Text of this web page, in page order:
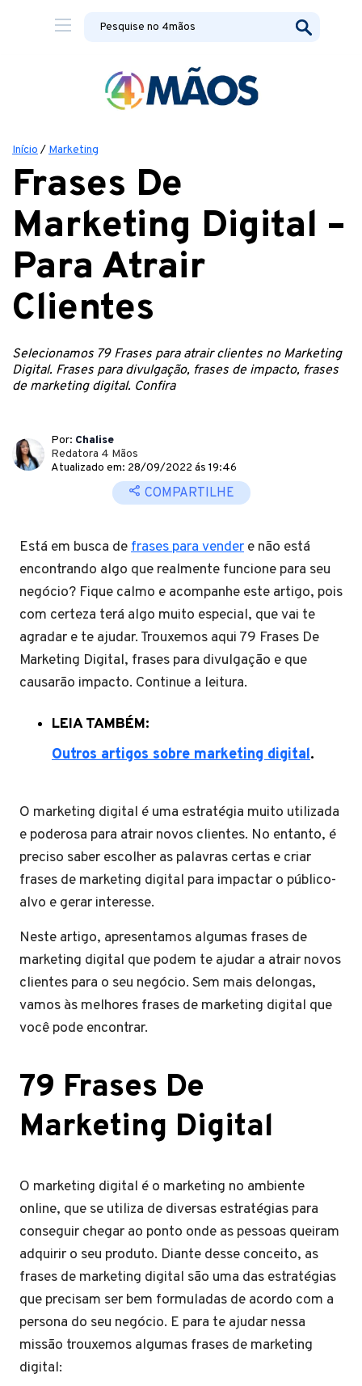
Início / Marketing
Frases De
Marketing Digital –
Para Atrair
Clientes
Selecionamos 79 Frases para atrair clientes no Marketing
Digital. Frases para divulgação, frases de impacto, frases
de marketing digital. Confira
Por: Chalise
Redatora 4 Mãos
Atualizado em: 28/09/2022 ás 19:46
COMPARTILHE
Está em busca defrases para vender e não está
encontrando algo que realmente funcione para seu
negócio? Fique calmo e acompanhe este artigo, pois
com certeza terá algo muito especial, que vai te
agradar e te ajudar. Trouxemos aqui 79 Frases De
Marketing Digital, frases para divulgação e que
causarão impacto. Continue a leitura.
LEIA TAMBÉM:
Outros artigos sobre marketing digital.
O marketing digital é uma estratégia muito utilizada
e poderosa para atrair novos clientes. No entanto, é
preciso saber escolher as palavras certas e criar
frases de marketing digital para impactar o público-
alvo e gerar interesse.
Neste artigo, apresentamos algumas frases de
marketing digital que podem te ajudar a atrair novos
clientes para o seu negócio. Sem mais delongas,
vamos às melhores frases de marketing digital que
você pode encontrar.
79 Frases De
Marketing Digital
O marketing digital é o marketing no ambiente
online, que se utiliza de diversas estratégias para
conseguir chegar ao ponto onde as pessoas queiram
adquirir o seu produto. Diante desse conceito, as
frases de marketing digital são uma das estratégias
que precisam ser bem formuladas de acordo com a
persona do seu negócio. E para te ajudar nessa
missão trouxemos algumas frases de marketing
digital: